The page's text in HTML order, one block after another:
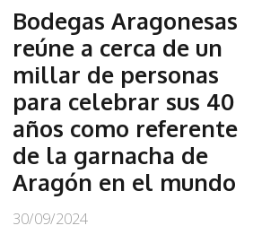
Bodegas Aragonesas
reúne a cerca de un
millar de personas
para celebrar sus 40
años como referente
de la garnacha de
Aragón en el mundo
30/09/2024